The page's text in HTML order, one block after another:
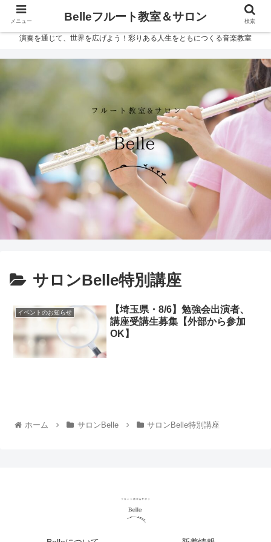
演奏を通じて、世界を広げよう！彩りある人生をともにつくる音楽教室
サロンBelle特別講座
イベントのお知らせ
【埼玉県・8/6】勉強会出演者、
講座受講生募集【外部から参加
OK】
ホーム サロンBelle サロンBelle特別講座
メニュー Belleフルート教室＆サロン 検索